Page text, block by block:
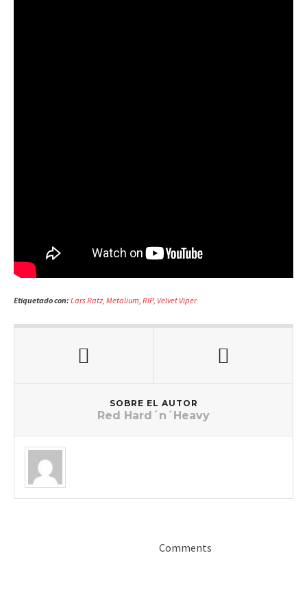
Etiquetado con: Lars Ratz, Metalium, RIP, Velvet Viper
SOBRE EL AUTOR
Red Hard´n´Heavy
Comments